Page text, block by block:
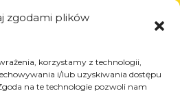
zgodami plików
korzystamy z technologii,
i/lub uzyskiwania dostępu
na te technologie pozwoli nam
pétrolière et gazière
transport et la logistique